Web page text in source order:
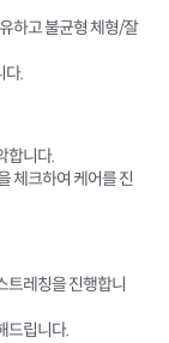
하고 불균형 체형/잘
다.
합니다.
체크하여 케어를 진
트레칭을 진행합니
드립니다.